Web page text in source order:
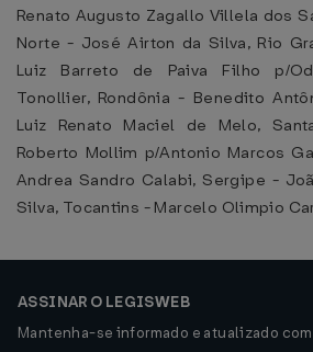
Renato Augusto Zagallo Villela dos
Norte - José Airton da Silva, Rio
Luiz Barreto de Paiva Filho p/
Tonollier, Rondônia - Benedito
Luiz Renato Maciel de Melo,
Roberto Mollim p/Antonio Marcos
Andrea Sandro Calabi, Sergipe -
Silva, Tocantins - Marcelo Olimpio
ASSINAR O LEGISWEB
Mantenha-se informado e atualizado